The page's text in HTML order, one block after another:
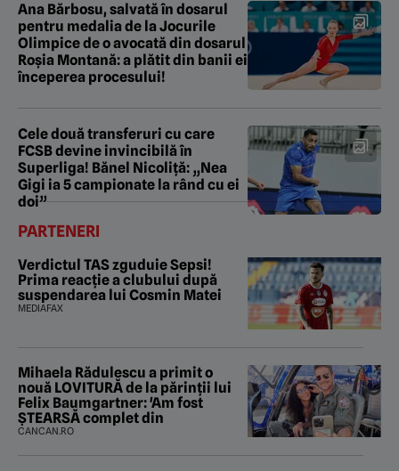
Ana Bărbosu, salvată în dosarul
pentru medalia de la Jocurile
Olimpice de o avocată din dosarul
Roșia Montană: a plătit din banii ei
începerea procesului!
Cele două transferuri cu care
FCSB devine invincibilă în
Superliga! Bănel Nicoliță: „Nea
Gigi ia 5 campionate la rând cu ei
doi”
PARTENERI
Verdictul TAS zguduie Sepsi!
Prima reacție a clubului după
suspendarea lui Cosmin Matei
MEDIAFAX
Mihaela Rădulescu a primit o
nouă LOVITURĂ de la părinții lui
Felix Baumgartner: 'Am fost
ȘTEARSĂ complet din
CANCAN.RO